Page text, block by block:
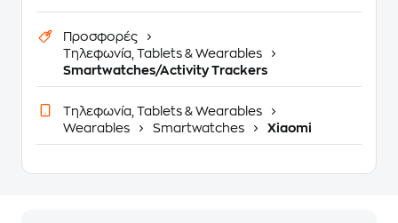
Προσφορές
Τηλεφωνία, Tablets & Wearables
Smartwatches/Activity Trackers
Τηλεφωνία, Tablets & Wearables
Wearables
Smartwatches Xiaomi